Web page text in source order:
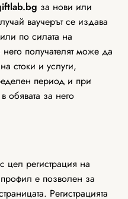
.bg за нови или
ваучерът се издава
или по силата на
получателят може да
стоки и услуги,
период и при
обявата за него
цел регистрация на
е позволен за
Регистрацията